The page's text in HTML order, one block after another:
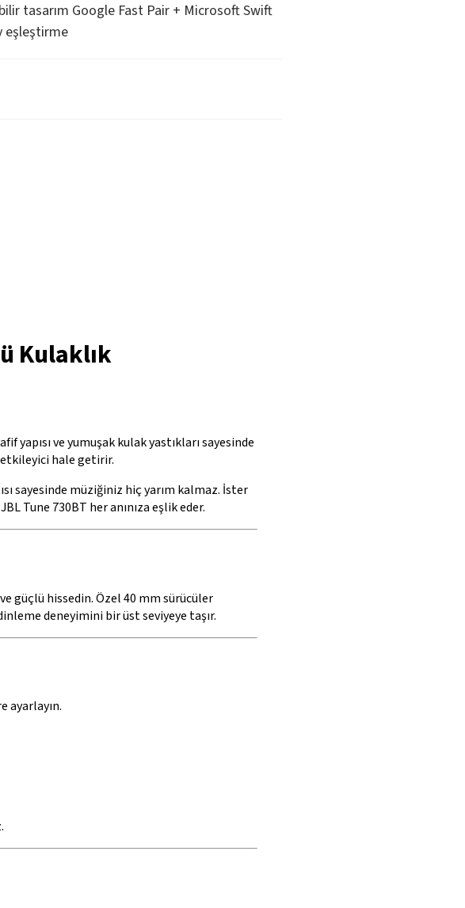
tasarım Google Fast Pair + Microsoft Swift
eşleştirme
Kulaklık
yapısı ve yumuşak kulak yastıkları sayesinde
hale getirir.
sayesinde müziğiniz hiç yarım kalmaz. İster
Tune 730BT her anınıza eşlik eder.
güçlü hissedin. Özel 40 mm sürücüler
deneyimini bir üst seviyeye taşır.
ayarlayın.